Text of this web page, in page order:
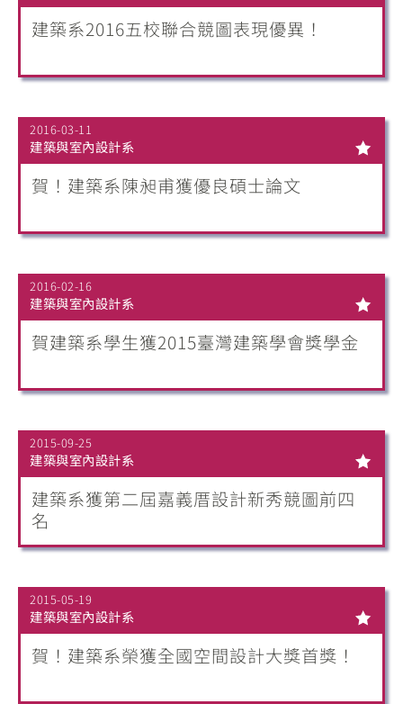
建築系2016五校聯合競圖表現優異！
2016-03-11
建築與室內設計系
賀！建築系陳昶甫獲優良碩士論文
2016-02-16
建築與室內設計系
賀建築系學生獲2015臺灣建築學會獎學金
2015-09-25
建築與室內設計系
建築系獲第二屆嘉義厝設計新秀競圖前四
名
2015-05-19
建築與室內設計系
賀！建築系榮獲全國空間設計大獎首獎！